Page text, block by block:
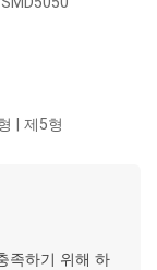
| 제5형
족하기 위해 하